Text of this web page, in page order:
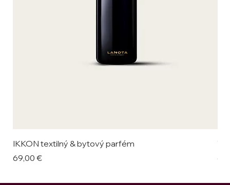
IKKON textilný & bytový parfém
Cena
69,00 €